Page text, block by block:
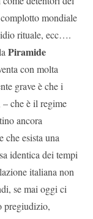
mondiale
rituale, ecc….
Piramide
con molta
grave è che i
– che è il regime
ancora
che esista una
identica dei tempi
italiana non
se mai oggi ci
pregiudizio,